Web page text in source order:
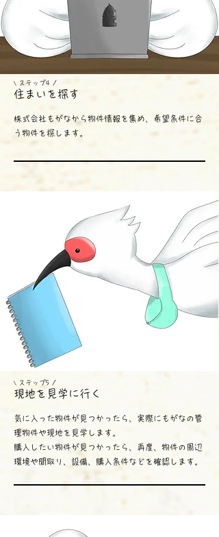
\ ス テップ4 /
住まいを探す
株式会社もがなから物件情報を集め、希望条件に合
う物件を探します。
\ ス テップ5 /
現地を見学に行く
気に入った物件が見つかったら、実際にもがなの管
理物件や現地を見学します。
購入したい物件が見つかったら、再度、物件の周辺
環境や間取り、設備、購入条件などを確認します。